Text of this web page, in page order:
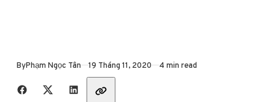
ByPhạm Ngọc Tân Published
19 Tháng 11, 2020 4 min read
Share with friends